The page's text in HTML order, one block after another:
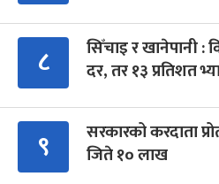
८
सिँचाइ र खानेपानी
दर, तर १३ प्रतिशत
९
सरकारको करदाता
जिते १० लाख